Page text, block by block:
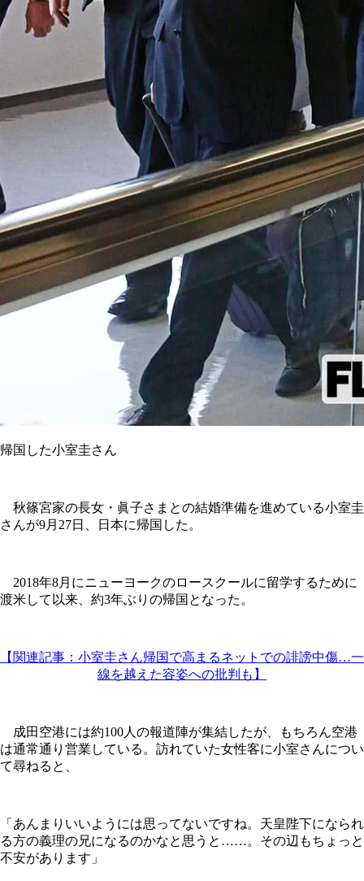
帰国した小室圭さん
秋篠宮家の長女・眞子さまとの結婚準備を進めている小室圭
さんが9月27日、日本に帰国した。
2018年8月にニューヨークのロースクールに留学するために
渡米して以来、約3年ぶりの帰国となった。
【関連記事：小室圭さん帰国で高まるネットでの誹謗中傷…一
線を越えた容姿への批判も】
成田空港には約100人の報道陣が集結したが、もちろん空港
は通常通り営業している。訪れていた女性客に小室さんについ
て尋ねると、
「あんまりいいようには思ってないですね。天皇陛下になられ
る方の義理の兄になるのかなと思うと……。その辺もちょっと
不安があります」